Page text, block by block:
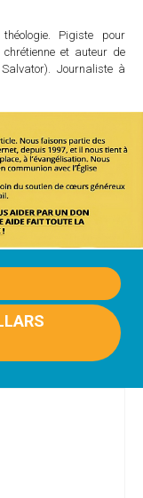
Pigiste pour
et auteur de
Journaliste à